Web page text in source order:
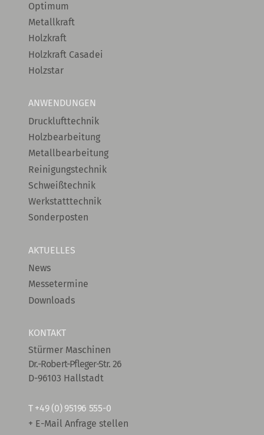
Optimum
Metallkraft
Holzkraft
Holzkraft Casadei
Holzstar
ANWENDUNGEN
Drucklufttechnik
Holzbearbeitung
Metallbearbeitung
Reinigungstechnik
Schweißtechnik
Werkstatttechnik
Sonderposten
AKTUELLES
News
Messetermine
Downloads
KONTAKT
Stürmer Maschinen
Dr.-Robert-Pfleger-Str. 26
D-96103 Hallstadt
T +49 (0) 95196 555-0
+ E-Mail Anfrage stellen